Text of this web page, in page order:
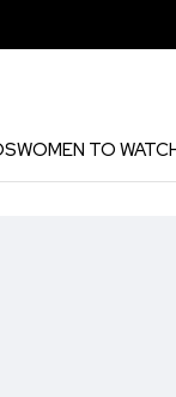
WOMEN TO